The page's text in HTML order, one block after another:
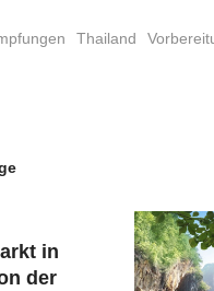
Thailand
in
der